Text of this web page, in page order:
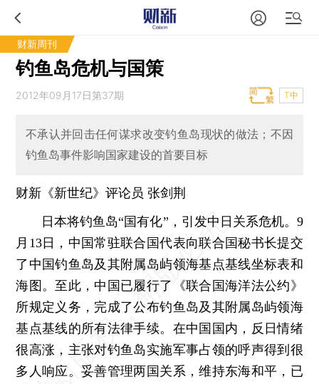
财新周刊
钓鱼岛危机与国策
2012年09月17日第37期 T中
不承认并回击任何谋求改变钓鱼岛现状的做法；不因
钓鱼岛事件影响国家建设的首要目标
财新《新世纪》评论员 张剑荆
日本将钓鱼岛“国有化”，引发中日关系危机。9
月13日，中国常驻联合国代表向联合国秘书长提交
了中国钓鱼岛及其附属岛屿领海基点基线坐标表和
海图。至此，中国已履行了《联合国海洋法公约》
所规定义务，完成了公布钓鱼岛及其附属岛屿领海
基点基线的所有法律手续。在中国国内，反日情绪
很高涨，主张对钓鱼岛实施军事占领的呼声得到很
多人响应。妥善管理两国关系，维持东海和平，已